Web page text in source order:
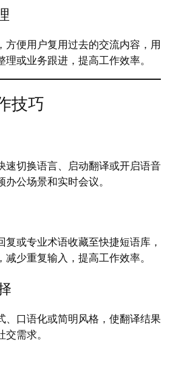
方便用户复用过去的交流内容，用
或业务跟进，提高工作效率。
技巧
速切换语言、启动翻译或开启语音
公场景和实时会议。
复或专业术语收藏至快捷短语库，
少重复输入，提高工作效率。
、口语化或简明风格，使翻译结果
需求。